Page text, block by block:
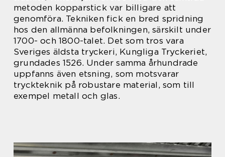
metoden kopparstick var billigare att
genomföra. Tekniken fick en bred spridning
hos den allmänna befolkningen, särskilt under
1700- och 1800-talet. Det som tros vara
Sveriges äldsta tryckeri, Kungliga Tryckeriet,
grundades 1526. Under samma århundrade
uppfanns även etsning, som motsvarar
tryckteknik på robustare material, som till
exempel metall och glas.